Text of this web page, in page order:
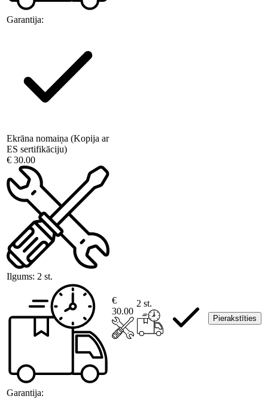
Garantija:
Ekrāna nomaiņa (Kopija ar
ES sertifikāciju)
€ 30.00
Ilgums: 2 st.
Garantija:
€
30.00
2 st.
Pierakstīties